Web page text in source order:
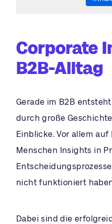
Corporate
B2B-Alltag
Gerade im B2B
durch große
Einblicke. Vor allem
Menschen Insights in
nicht funktioniert
Dabei sind die